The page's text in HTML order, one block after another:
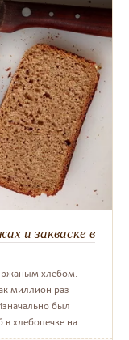
и закваске в
ржаным хлебом.
миллион раз
был
хлебопечке на...